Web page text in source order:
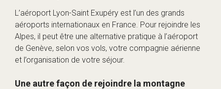
L’aéroport Lyon-Saint Exupéry est l’un des grands
aéroports internationaux en France. Pour rejoindre les
Alpes, il peut être une alternative pratique à l’aéroport
de Genève, selon vos vols, votre compagnie aérienne
et l’organisation de votre séjour.
Une autre façon de rejoindre la montagne